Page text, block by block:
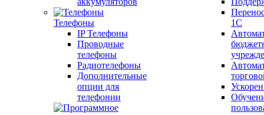
Телефоны
IP Телефоны
Проводные
телефоны
Радиотелефоны
Дополнительные
опции для
телефонии
1С